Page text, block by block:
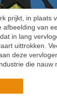
prijkt, in plaats
afbeelding van
in lang
uittrokken.
deze
die nauw